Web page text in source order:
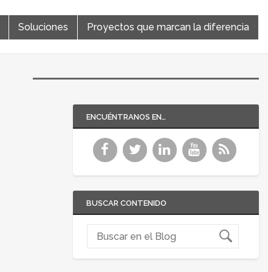
Soluciones Proyectos que marcan la diferencia
ENCUÉNTRANOS EN…
BUSCAR CONTENIDO